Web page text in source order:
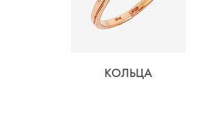
КОЛЬЦА